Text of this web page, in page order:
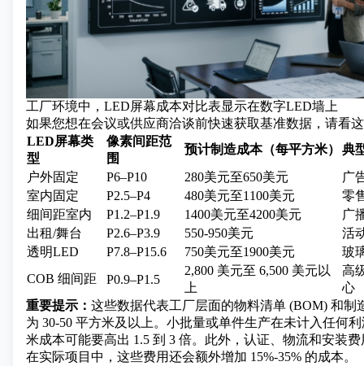
工厂环境中，LED屏幕成本对比表显示在数字LED墙上
如果您想在会议或供应商洽谈前快速获取基准数据，请看
LED屏幕类
型
像素间距范
围
预计制造成本（每平方米）
典
户外固定
P6–P10 280美元至650美元
广
室内固定
P2.5–P4 480美元至1100美元
零
细间距室内
P1.2–P1.9 1400美元至4200美元
广
出租/舞台
P2.6–P3.9 550-950美元
活
透明LED
P7.8–P15.6 750美元至1900美元
玻
COB 细间距
P0.9–P1.5
2,800 美元至 6,500 美元以
上
高
心
重要提示： 这些数据代表工厂层面的物料清单 (BOM) 和制
为 30-50 平方米及以上。小批量或单件生产在未计入任何
米成本可能要高出 1.5 到 3 倍。此外，认证、物流和安装
在实际项目中，这些费用还会额外增加 15%-35% 的成本。